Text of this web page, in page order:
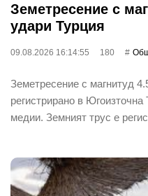
Земетресение с
удари Турция
09.08.2026 16:14:55 180
Земетресение с магнитуд
регистрирано в
медии. Земният трус е